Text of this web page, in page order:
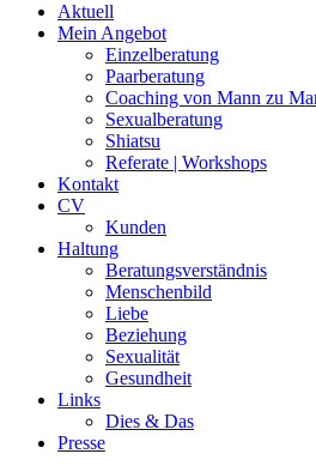
Aktuell
Mein Angebot
Einzelberatung
Paarberatung
Coaching von Mann zu
Sexualberatung
Shiatsu
Referate | Workshops
Kontakt
CV
Kunden
Haltung
Beratungsverständnis
Menschenbild
Liebe
Beziehung
Sexualität
Gesundheit
Links
Dies & Das
Presse